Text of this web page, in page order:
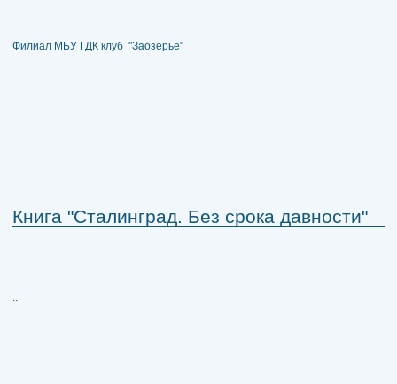
Филиал МБУ ГДК клуб "Заозерье"
Книга "Сталинград. Без срока давности"